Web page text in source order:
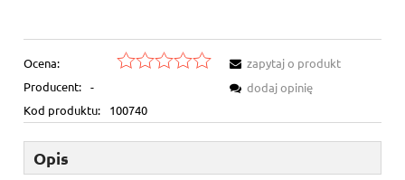
Ocena:
Producent: -
Kod produktu:
100740
zapytaj o produkt
dodaj opinię
Opis